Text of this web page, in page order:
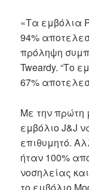
«Τα εμβόλια
94%
πρόληψη
Tweardy. “Το
67%
Με την πρώτη
εμβόλιο J&J
επιθυμητό.
ήταν 100%
νοσηλείας
το εμβόλιο